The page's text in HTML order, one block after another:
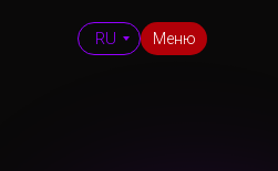
RU Меню